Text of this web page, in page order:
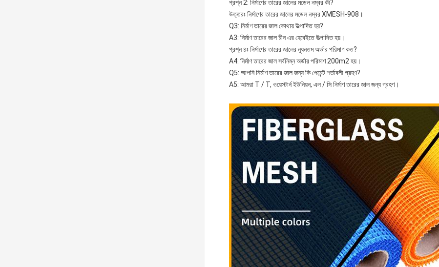
প্রশ্ন 2: নির্মাণের তারের জালের মডেল নম্বর কী?
উত্তরঃ নির্মাণের তারের জালের মডেল নম্বর XMESH-908।
Q3: নির্মাণ তারের জাল কোথায় উত্পাদিত হয়?
A3: নির্মাণ তারের জাল চীন এর হেবেইতে উত্পাদিত হয়।
প্রশ্ন ৪ঃ নির্মাণের তারের জালের ন্যূনতম অর্ডার পরিমাণ কত?
A4: নির্মাণ তারের জাল সর্বনিম্ন অর্ডার পরিমাণ 200m2 হয়।
Q5: আপনি নির্মাণ তারের জাল জন্য কি পেমেন্ট শর্তাবলী গ্রহণ?
A5: আমরা T / T, ওয়েস্টার্ন ইউনিয়ন, এল / সি নির্মাণ তারের জাল জন্য গ্রহণ।